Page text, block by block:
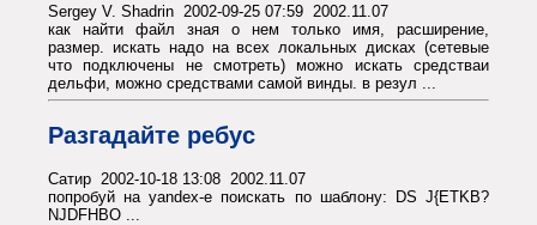
Sergey V. Shadrin 2002-09-25 07:59 2002.11.07
как найти файл зная о нем только имя, расширение,
размер. искать надо на всех локальных дисках (сетевые
что подключены не смотреть) можно искать средстваи
дельфи, можно средствами самой винды. в резул ...
Разгадайте ребус
Сатир 2002-10-18 13:08 2002.11.07
попробуй на yandex-е поискать по шаблону: DS J{ETKB?
NJDFHBO ...